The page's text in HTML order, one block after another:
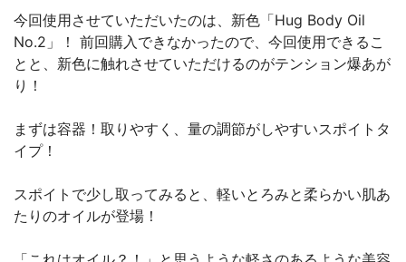
今回使用させていただいたのは、新色「Hug Body Oil
No.2」！ 前回購入できなかったので、今回使用できるこ
とと、新色に触れさせていただけるのがテンション爆あが
り！
まずは容器！取りやすく、量の調節がしやすいスポイトタ
イプ！
スポイトで少し取ってみると、軽いとろみと柔らかい肌あ
たりのオイルが登場！